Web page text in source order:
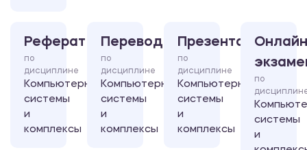
Реферат
по
дисциплине
Компьютерные
системы
и
комплексы
Перевод
по
дисциплине
Компьютерные
системы
и
комплексы
Презентация
по
дисциплине
Компьютерные
системы
и
комплексы
по
системы
и